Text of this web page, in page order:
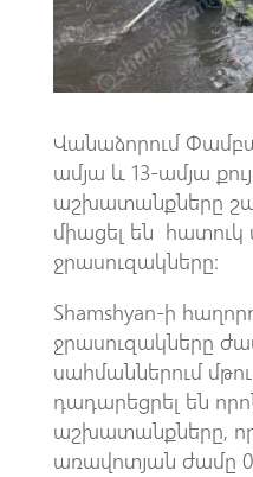
Վանաձորում
ամյա և 13-ամյա
աշխատանքները
միացել են
ջրասուզակները:
Shamshyan-ի
ջրասուզակները
սահմաններում
դադարեցրել են
աշխատանքները,
առավոտյան ժամը